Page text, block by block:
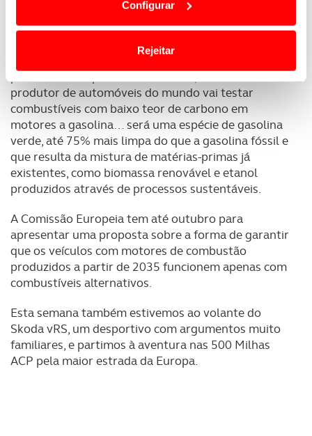
termos e a todo o tempo as suas preferências e limitando
o acesso a informações durante a navegação no
personalizar conteúdos e anúncios, para lhe proporcionar
funcionalidades de redes sociais, bem como para
analisar dados de navegação no nosso website.
Adicionalmente partilhamos informação, relativa à sua
utilização do nosso site de publicidade e de análise, com
parceiros e organizações na UE e em países terceiros.
O ACP garantirá que as transferências internacionais de
dados pessoais serão realizadas apenas com o seu
consentimento e quando tal se afigure estritamente
necessário no contexto dos serviços a prestar.
Realçamos que o bloqueio de certo tipo de Cookies e
tecnologias similares pode ter impacto na sua
experiência de navegação no Website e nos serviços
disponibilizados.
Configurar
Rejeitar
Porsche, já com fábricas em laboração.
Também a Toyota está a desenvolver soluções de
emissões reduzidas nos combustíveis… numa
produtor de automóveis do mundo vai testar
combustíveis com baixo teor de carbono em
motores a gasolina… será uma espécie de gasolina
verde, até 75% mais limpa do que a gasolina fóssil e
que resulta da mistura de matérias-primas já
existentes, como biomassa renovável e etanol
produzidos através de processos sustentáveis.
A Comissão Europeia tem até outubro para
apresentar uma proposta sobre a forma de garantir
que os veículos com motores de combustão
produzidos a partir de 2035 funcionem apenas com
combustíveis alternativos.
Esta semana também estivemos ao volante do
Skoda vRS, um desportivo com argumentos muito
familiares, e partimos à aventura nas 500 Milhas
ACP pela maior estrada da Europa.